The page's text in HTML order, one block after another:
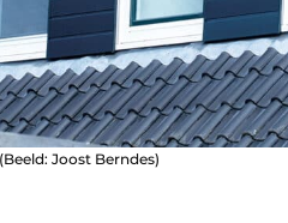
Joost Berndes)